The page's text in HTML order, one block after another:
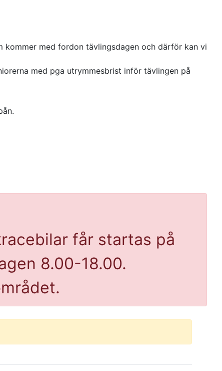
med fordon tävlingsdagen och därför kan vi
med pga utrymmesbrist inför tävlingen på
får startas på
8.00-18.00.